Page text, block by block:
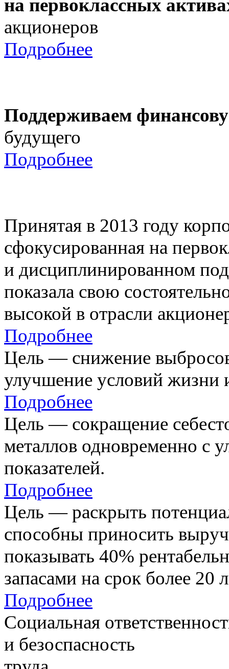
на первоклассных
акционеров
Подробнее
Поддерживаем
будущего
Подробнее
Принятая в 2013 году
сфокусированная на
и дисциплинированном
показала свою
высокой в отрасли
Подробнее
Цель — снижение
улучшение условий жизни
Подробнее
Цель — сокращение
металлов одновременно с
показателей.
Подробнее
Цель — раскрыть
способны приносить
показывать 40%
запасами на срок более 20
Подробнее
Социальная
и безоспасность